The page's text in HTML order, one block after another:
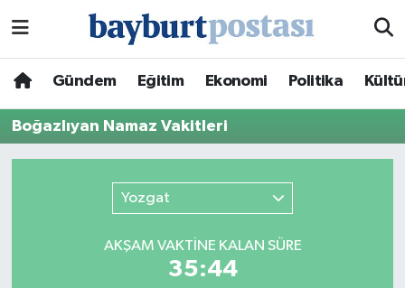
Gündem Eğitim Ekonomi Politika
Boğazlıyan Namaz Vakitleri
Yozgat
AKŞAM VAKTİNE KALAN SÜRE
35:44
Hava Durumu
Namaz Vakitleri
Trafik Durumu
Süper Lig Puan Durumu ve Fikstür